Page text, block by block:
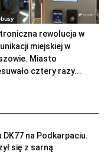
rewolucja w
miejskiej w
Miasto
cztery razy...
na Podkarpaciu.
się z sarną